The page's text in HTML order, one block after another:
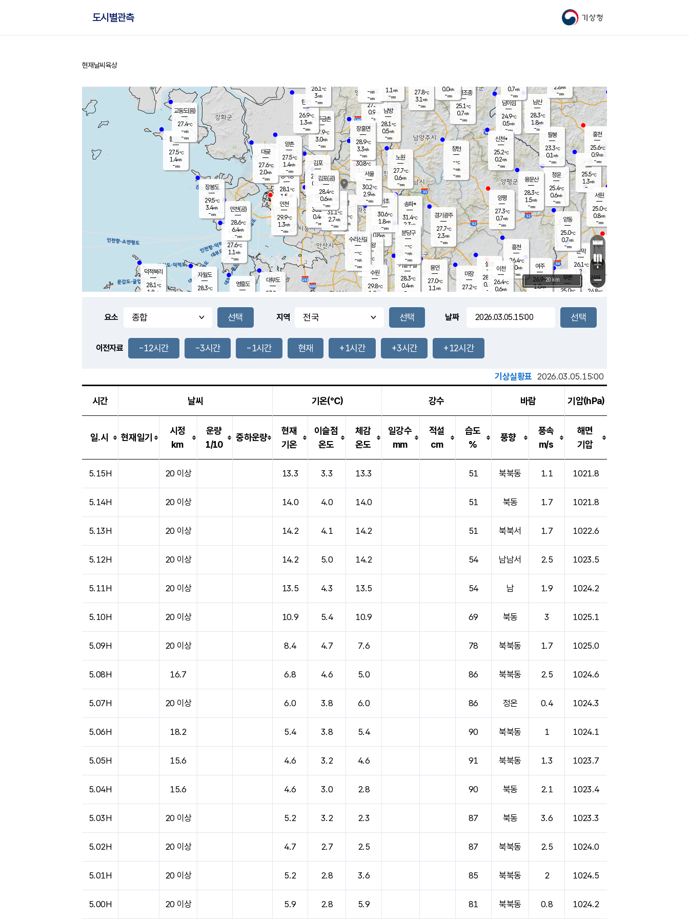
기상청
도시별관측
홈
현재날씨 육상
풍도
0.8m/s
문막
26.1℃
1.2m/s
mm
남이섬
24.9℃
0.5m/s
-mm
무의도
27.6℃
1.1 m/s
-mm
영흥도
볼음도
27.5℃
1.4m/s
-mm
자월도
28.3℃
양주
27.3℃
0.9
-mm
부론
25.0℃
과천
27.4℃
0.8m/s
- mm
남산
28.3℃
1.8m/s
-mm
장봉도
29.5℃
3.4m/s
-mm
-mm
청운
25.4℃
0.6m/s
-mm
팔봉
23.3℃
0.1 m/s
-mm
-mm
용인
27.0℃
1.1 m/s
여주
26.9℃
1.0m/s
양동
25.0℃
0.7m/s
-mm
경기광주
27.7℃
2.3m/s
-mm
장호원
0.7m/s
-mm
27.4
℃
대부도
27.2
-
경서동
28.1℃
1.5 m/s
-mm
파주금촌
27.9℃
3.0m/s
-mm
가평조종
25.1℃
0.7m/s
-mm
27.8℃
3.1 m/s
-mm
대곶
27.6℃
2.0m/s
-mm
신천*
25.2℃
0.2m/s
-mm
창현
-℃
-m/s
-mm
탄현
26.9℃
1.3m/s
-mm
0.0m/s
-mm
29.9℃
0.6m/s
-mm
흥천
26.4℃
0.0m/s
-mm
마장
27.2℃
의왕
- ℃
m/s
mm
김포
28.4℃
0.1 m/s
mm
설봉
28.7
0.2 m/s
- mm
광명
31.9 ℃
1.4 m/s
-mm
부천
30.2℃
0.4m/s
-mm
-mm
양촌
27.5℃
1.4m/s
-mm
구로
31.1℃
2.7m/s
-mm
은평
30.8℃
3.0 m/s
- mm
노원
27.7℃
0.6m/s
-mm
송파*
31.4℃
2.3m/s
-mm
서초
30.6℃
1.8m/s
-mm
남방
28.1℃
0.5m/s
-mm
기흥구갈
28.3℃
0.4m/s
-
수리산길
-℃
-m/s
-mm
분당구
-℃
-m/s
-mm
장흥면
28.9℃
3.3m/s
-mm
-m/s
-mm
시동
25.5℃
1.3m/s
- mm
귀래
24.8℃
서원
25.0℃
0.8m/s
-mm
용문산
28.3℃
1.5m/s
-mm
덕적북리
28.1℃
1.8 m/s
인천(공)
28.6℃
6.4m/s
-mm
김포(공)
28.4℃
0.6m/s
-mm
교동도(음)
27.4℃
-m/s
-mm
홍천
25.6℃
0.9m/s
-mm
이천
26.4℃
0.6m/s
양평
27.3℃
0.7m/s
-mm
수원
29.8℃
1.9m/s
인천
29.9℃
1.3m/s
-mm
서울
30.2℃
2.9m/s
-mm
2.8m/s
-mm
26.1℃
3m/s
-mm
1.1 m/s
-mm
+
−
20 km
요소 지역 날짜
이전자료 -12시간 -3시간 -1시간 현재 +1시간 +3시간 +12시간
기상실황표 2026.03.05.15:00
시간 날씨 기온(℃) 강수 바람 기압(hPa)
일.시 현재일기
시정
km
운량
1/10
중하운량
현재
기온
이슬점
온도
체감
온도
일강수
mm
적설
cm
습도
%
풍향
풍속
m/s
해면
기압
5.15H 20 이상 13.3 3.3 13.3 51 북북동 1.1 1021.8
5.14H 20 이상 14.0 4.0 14.0 51 북동 1.7 1021.8
5.13H 20 이상 14.2 4.1 14.2 51 북북서 1.7 1022.6
5.12H 20 이상 14.2 5.0 14.2 54 남남서 2.5 1023.5
5.11H 20 이상 13.5 4.3 13.5 54 남 1.9 1024.2
5.10H 20 이상 10.9 5.4 10.9 69 북동 3 1025.1
5.09H 20 이상 8.4 4.7 7.6 78 북북동 1.7 1025.0
5.08H 16.7 6.8 4.6 5.0 86 북북동 2.5 1024.6
5.07H 20 이상 6.0 3.8 6.0 86 정온 0.4 1024.3
5.06H 18.2 5.4 3.8 5.4 90 북북동 1 1024.1
5.05H 15.6 4.6 3.2 4.6 91 북북동 1.3 1023.7
5.04H 15.6 4.6 3.0 2.8 90 북동 2.1 1023.4
5.03H 20 이상 5.2 3.2 2.3 87 북동 3.6 1023.3
5.02H 20 이상 4.7 2.7 2.5 87 북북동 2.5 1024.0
5.01H 20 이상 5.2 2.8 3.6 85 북북동 2 1024.5
5.00H 20 이상 5.9 2.8 5.9 81 북북동 0.8 1024.2